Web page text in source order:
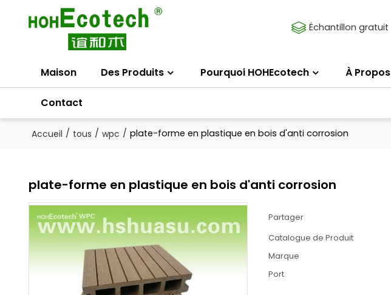
Échantillon gratuit
Maison Des Produits Pourquoi HOHEcotech À Propos
Contact
Accueil / tous / wpc / plate-forme en plastique en bois d'anti corrosion
plate-forme en plastique en bois d'anti corrosion
Partager
Catalogue de Produit
Marque
Port